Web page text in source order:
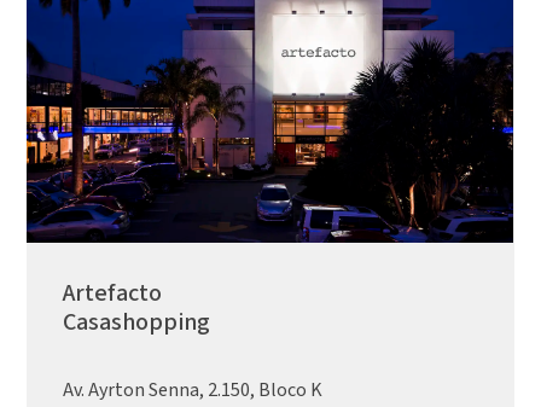
Artefacto
Casashopping
Av. Ayrton Senna, 2.150, Bloco K